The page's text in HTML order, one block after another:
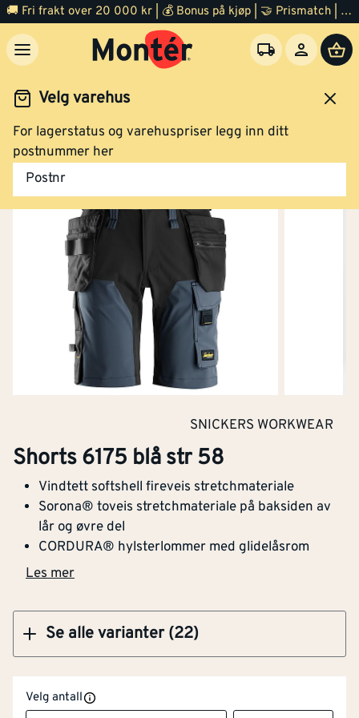
🚚 Fri frakt over 20 000 kr | 💰 Bonus på kjøp | 🤝 Prismatch | ⭐ 100% fornøyd garanti | 🏪 140 byggevarehus
Velg varehus
For lagerstatus og varehuspriser legg inn ditt
postnummer her
Postnr
og verneutstyr
SNICKERS WORKWEAR
Shorts 6175 blå str 58
Vindtett softshell fireveis stretchmateriale
Sorona® toveis stretchmateriale på baksiden av
lår og øvre del
CORDURA® hylsterlommer med glidelåsrom
Les mer
Se alle varianter (22)
Shorts 6175 blå str 60
Kjøp
Shorts 6175 blå str 62
Shorts 6175 blå str 64
Kjøp
Velg antall
Nei
Varmeisolert Nei
Flammehemmende
Nei
Høy synlighet
(signalfarger)
Nei
Med reflekterende striper Nei
Lysbueprøvet Nei
Varslingsbeskyttelse i
Snekkerbukse/selebukse Nei